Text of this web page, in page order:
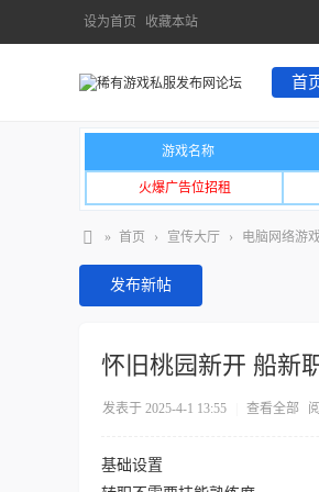
设为首页 收藏本站
首
游戏名称
火爆广告位招租
» 首页 › 宣传大厅 › 电脑网络游
发布新帖
怀旧桃园新开 船新
发表于 2025-4-1 13:55 查看全部
基础设置